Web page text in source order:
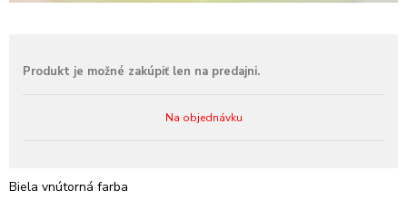
Na objednávku
Biela vnútorná farba